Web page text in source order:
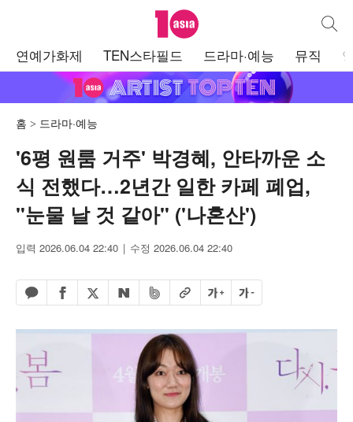
텐아시아 통합
연예가화제 TEN스타필드 드라마·예능 뮤직
홈 드라마·예능
'6평 원룸 거주' 박경혜, 안타까운 소
식 전했다…2년간 일한 카페 폐업,
"눈물 날 것 같아" ('나혼산')
입력 2026.06.04 22:40 수정 2026.06.04 22:40
카카오톡 공유하기
페이스북 공유하기
엑스 공유하기
네이버 공유하기
밴드 공유하기
URL복사글자 크게글자 작게